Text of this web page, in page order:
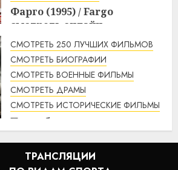
Фарго (1995) / Fargo
смотреть онлайн
1:49 07.08.2026
СМОТРЕТЬ 250 ЛУЧШИХ ФИЛЬМОВ
СМОТРЕТЬ БИОГРАФИИ
СМОТРЕТЬ ВОЕННЫЕ ФИЛЬМЫ
СМОТРЕТЬ ДРАМЫ
СМОТРЕТЬ ИСТОРИЧЕСКИЕ ФИЛЬМЫ
По соображениям совести
(2016) / Hacksaw Ridge
1:12 07.08.2026
ТРАНСЛЯЦИИ